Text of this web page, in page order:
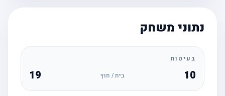
נתוני משחק
בעיטות
10 בית / חוץ 19